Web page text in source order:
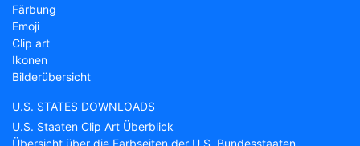
Färbung
Emoji
Clip art
Ikonen
Bilderübersicht
U.S. STATES DOWNLOADS
U.S. Staaten Clip Art Überblick
Übersicht über die Farbseiten der U.S. Bundesstaaten